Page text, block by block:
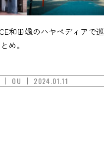
和田颯のハヤペディアで巡
め。
OU 2024.01.11